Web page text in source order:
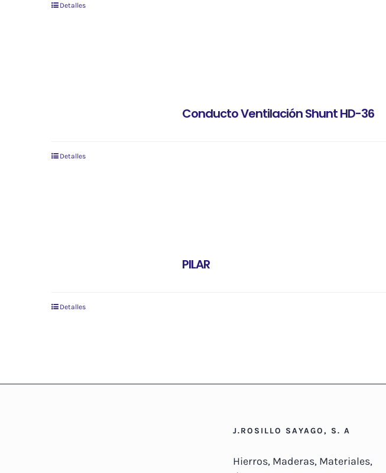
Detalles
Conducto Ventilación Shunt HD-36
Detalles
PILAR
Detalles
J.ROSILLO SAYAGO, S. A
Hierros, Maderas, Materiales,